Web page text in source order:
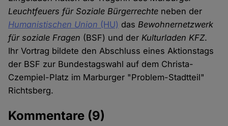
Leuchtfeuers für Soziale Bürgerrechte neben der
Humanistischen Union (HU) dasBewohnernetzwerk
für soziale Fragen (BSF) und derKulturladen KFZ.
Ihr Vortrag bildete den Abschluss eines Aktionstags
der BSF zur Bundestagswahl auf dem Christa-
Czempiel-Platz im Marburger "Problem-Stadtteil"
Richtsberg.
Kommentare (9)